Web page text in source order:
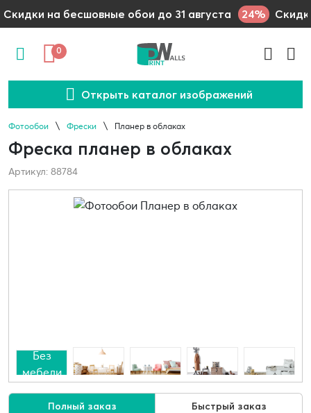
Скидки на бесшовные обои до 31 августа 24%
0
Открыть каталог изображений
Фотообои Фрески Планер в облаках
Фреска планер в облаках
Артикул: 88784
Без
мебели
Полный заказ Быстрый заказ